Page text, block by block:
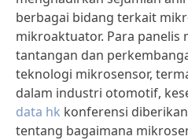
berbagai bidang terkait
mikroaktuator. Para panelis
tantangan dan
teknologi mikrosensor,
dalam industri otomotif,
data hk konferensi
tentang bagaimana